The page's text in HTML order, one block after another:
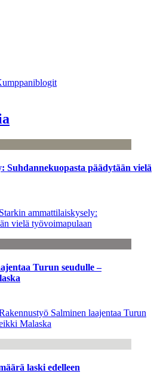
Suhdannekuopasta päädytään vielä
ammattilaiskysely:
vielä työvoimapulaan
Turun seudulle –
Salminen laajentaa Turun
Malaska
laski edelleen